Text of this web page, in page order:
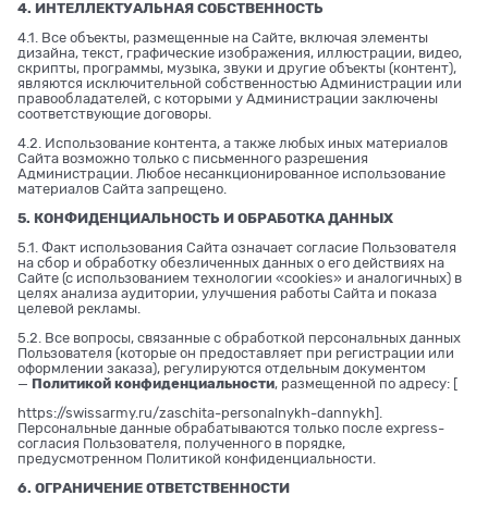
4. ИНТЕЛЛЕКТУАЛЬНАЯ СОБСТВЕННОСТЬ
4.1. Все объекты, размещенные на Сайте, включая элементы
дизайна, текст, графические изображения, иллюстрации, видео,
скрипты, программы, музыка, звуки и другие объекты (контент),
являются исключительной собственностью Администрации или
правообладателей, с которыми у Администрации заключены
соответствующие договоры.
4.2. Использование контента, а также любых иных материалов
Сайта возможно только с письменного разрешения
Администрации. Любое несанкционированное использование
материалов Сайта запрещено.
5. КОНФИДЕНЦИАЛЬНОСТЬ И ОБРАБОТКА ДАННЫХ
5.1. Факт использования Сайта означает согласие Пользователя
на сбор и обработку обезличенных данных о его действиях на
Сайте (с использованием технологии «cookies» и аналогичных) в
целях анализа аудитории, улучшения работы Сайта и показа
целевой рекламы.
5.2. Все вопросы, связанные с обработкой персональных данных
Пользователя (которые он предоставляет при регистрации или
оформлении заказа), регулируются отдельным документом
— Политикой конфиденциальности, размещенной по адресу: [
https://swissarmy.ru/zaschita-personalnykh-dannykh].
Персональные данные обрабатываются только после express-
согласия Пользователя, полученного в порядке,
предусмотренном Политикой конфиденциальности.
6. ОГРАНИЧЕНИЕ ОТВЕТСТВЕННОСТИ